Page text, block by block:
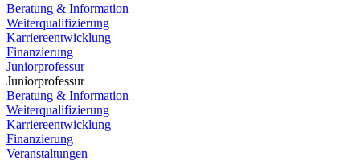
Beratung & Information
Weiterqualifizierung
Karriereentwicklung
Finanzierung
Juniorprofessur
Juniorprofessur
Beratung & Information
Weiterqualifizierung
Karriereentwicklung
Finanzierung
Veranstaltungen